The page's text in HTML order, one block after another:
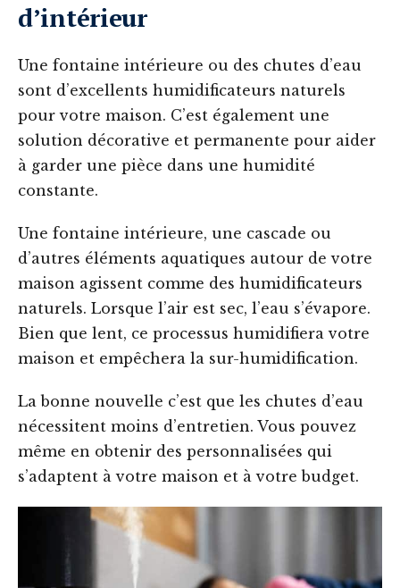
d’intérieur
Une fontaine intérieure ou des chutes d’eau
sont d’excellents humidificateurs naturels
pour votre maison. C’est également une
solution décorative et permanente pour aider
à garder une pièce dans une humidité
constante.
Une fontaine intérieure, une cascade ou
d’autres éléments aquatiques autour de votre
maison agissent comme des humidificateurs
naturels. Lorsque l’air est sec, l’eau s’évapore.
Bien que lent, ce processus humidifiera votre
maison et empêchera la sur-humidification.
La bonne nouvelle c’est que les chutes d’eau
nécessitent moins d’entretien. Vous pouvez
même en obtenir des personnalisées qui
s’adaptent à votre maison et à votre budget.